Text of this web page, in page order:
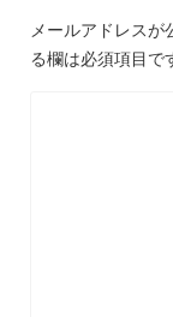
メールアドレスが
る欄は必須項目で